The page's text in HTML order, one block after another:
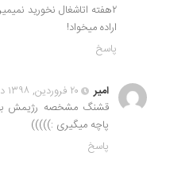
۲هفته اتاشغال نخورید نمیمیرید!
اراده میخواد!
پاسخ
امیر
۲۰ فروردین, ۱۳۹۸ در ۱:۲۹ ق٫ظ
قشنگ مشخصه رژیمش
پاچه میگیری :)))))
پاسخ